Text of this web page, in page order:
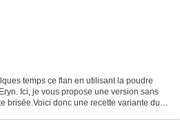
temps ce flan en utilisant la poudre
Ici, je vous propose une version sans
brisée.Voici donc une recette variante du